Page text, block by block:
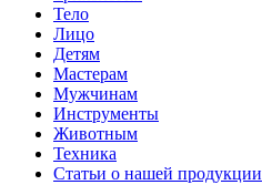
Тело
Лицо
Детям
Мастерам
Мужчинам
Инструменты
Животным
Техника
Статьи о нашей продукции